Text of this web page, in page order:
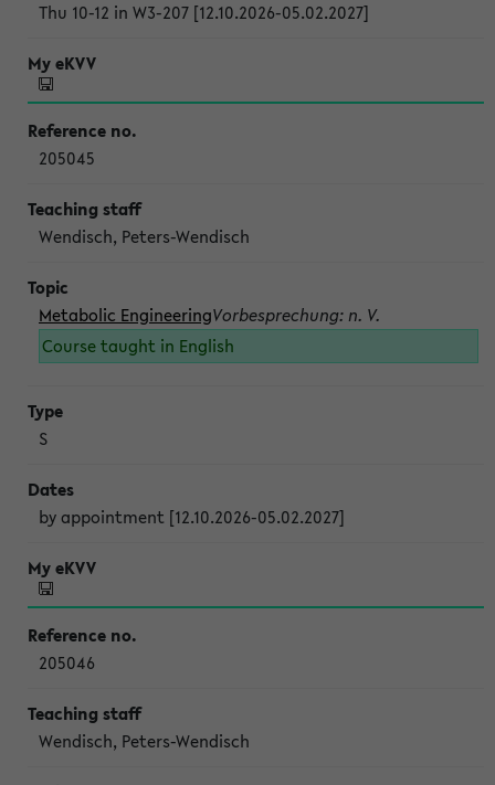
Thu 10-12 in W3-207 [12.10.2026-05.02.2027]
205045
Wendisch, Peters-Wendisch
Metabolic EngineeringVorbesprechung: n. V.
Course taught in English
S
by appointment [12.10.2026-05.02.2027]
205046
Wendisch, Peters-Wendisch